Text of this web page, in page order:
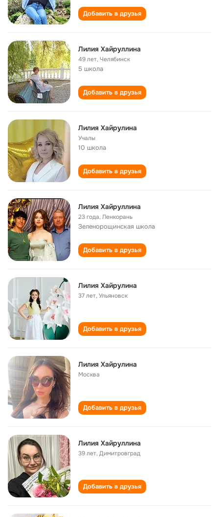
Добавить в друзья
Лилия Хайруллина
49 лет,Челябинск
5 школа
Добавить в друзья
Лилия Хайрулина
Учалы
10 школа
Добавить в друзья
Лилия Хайруллина
23 года,Ленкорань
Зеленорощинская школа
Добавить в друзья
Лилия Хайрулина
37 лет,Ульяновск
Добавить в друзья
Лилия Хайрулина
Москва
Добавить в друзья
Лилия Хайруллина
39 лет,Димитровград
Добавить в друзья